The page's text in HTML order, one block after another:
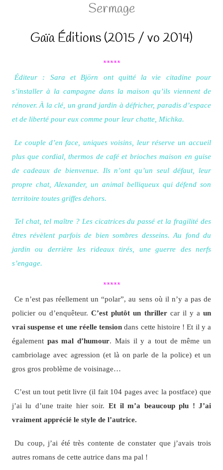
Sermage
Gaïa Éditions (2015 / vo 2014)
*****
Éditeur : Sara et Björn ont quitté la vie citadine pour
s’installer à la campagne dans la maison qu’ils viennent de
rénover. À la clé, un grand jardin à défricher, paradis d’espace
et de liberté pour eux comme pour leur chatte, Michka.
Le couple d’en face, uniques voisins, leur réserve un accueil
plus que cordial, thermos de café et brioches maison en guise
de cadeaux de bienvenue. Ils n’ont qu’un seul défaut, leur
propre chat, Alexander, un animal belliqueux qui défend son
territoire toutes griffes dehors.
Tel chat, tel maître ? Les cicatrices du passé et la fragilité des
êtres révèlent parfois de bien sombres desseins. Au fond du
jardin ou derrière les rideaux tirés, une guerre des nerfs
s’engage.
*****
Ce n’est pas réellement un “polar”, au sens où il n’y a pas de
policier ou d’enquêteur.C’est plutôt un thriller car il y a un
vrai suspense et une réelle tension dans cette histoire ! Et il y a
également pas mal d’humour. Mais il y a tout de même un
cambriolage avec agression (et là on parle de la police) et un
gros gros problème de voisinage…
C’est un tout petit livre (il fait 104 pages avec la postface) que
j’ai lu d’une traite hier soir. Et il m’a beaucoup plu ! J’ai
vraiment apprécié le style de l’autrice.
Du coup, j’ai été très contente de constater que j’avais trois
autres romans de cette autrice dans ma pal !